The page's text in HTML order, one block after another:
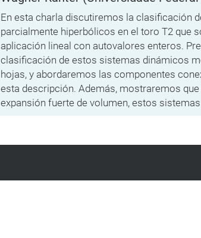
En esta charla discutiremos la clasificación
parcialmente hiperbólicos en el toro T2 que
aplicación lineal con autovalores enteros.
clasificación de estos sistemas dinámicos
hojas, y abordaremos las componentes
esta descripción. Además, mostraremos
expansión fuerte de volumen, estos